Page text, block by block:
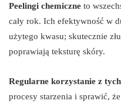
Peelingi chemiczne to
cały rok. Ich efektywność w
użytego kwasu; skutecznie
poprawiają teksturę skóry.
Regularne korzystanie z
procesy starzenia i sprawić,